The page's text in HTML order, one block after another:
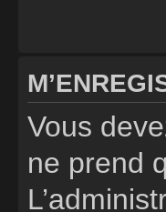
Vous
ne prend